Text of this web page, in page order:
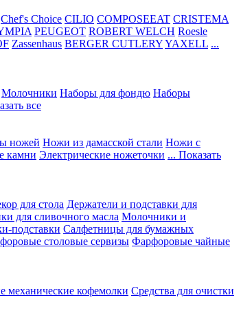
Chef's Choice CILIO COMPOSEEAT CRISTEMA
PEUGEOT ROBERT WELCH Roesle
Zassenhaus BERGER CUTLERYYAXELL ...
Молочники Наборы для фондю Наборы
все
ножей Ножи из дамасской стали Ножи с
камни Электрические ножеточки ... Показать
для стола Держатели и подставки для
для сливочного масла Молочники и
подставки Салфетницы для бумажных
столовые сервизы Фарфоровые чайные
механические кофемолки Средства для очистки